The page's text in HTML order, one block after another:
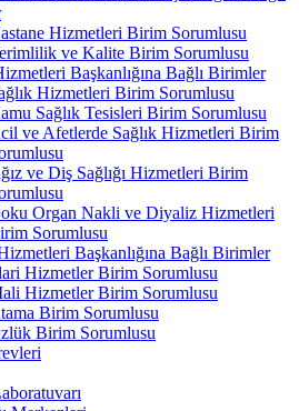
Hizmetleri Birim Sorumlusu
ve Kalite Birim Sorumlusu
Başkanlığına Bağlı Birimler
Hizmetleri Birim Sorumlusu
Sağlık Tesisleri Birim Sorumlusu
ve Afetlerde Sağlık Hizmetleri Birim
ve Diş Sağlığı Hizmetleri Birim
Organ Nakli ve Diyaliz Hizmetleri
Sorumlusu
Başkanlığına Bağlı Birimler
Hizmetler Birim Sorumlusu
Hizmetler Birim Sorumlusu
Birim Sorumlusu
Birim Sorumlusu